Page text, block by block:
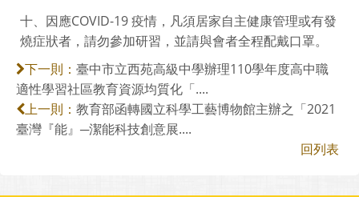
十、因應COVID-19 疫情，凡須居家自主健康管理或有發
燒症狀者，請勿參加研習，並請與會者全程配戴口罩。
下一則： 臺中市立西苑高級中學辦理110學年度高中職
適性學習社區教育資源均質化「....
上一則： 教育部函轉國立科學工藝博物館主辦之「2021
臺灣『能』─潔能科技創意展....
回列表